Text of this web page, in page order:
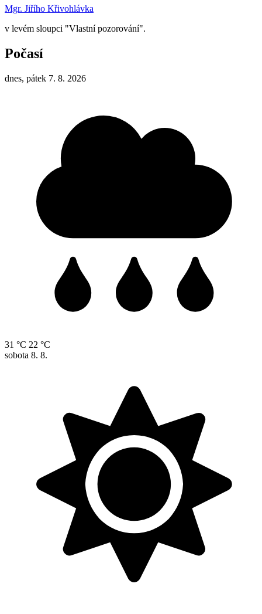
Mgr. Jiřího Křivohlávka
v levém sloupci "Vlastní pozorování".
Počasí
dnes, pátek 7. 8. 2026
31 °C 22 °C
sobota 8. 8.